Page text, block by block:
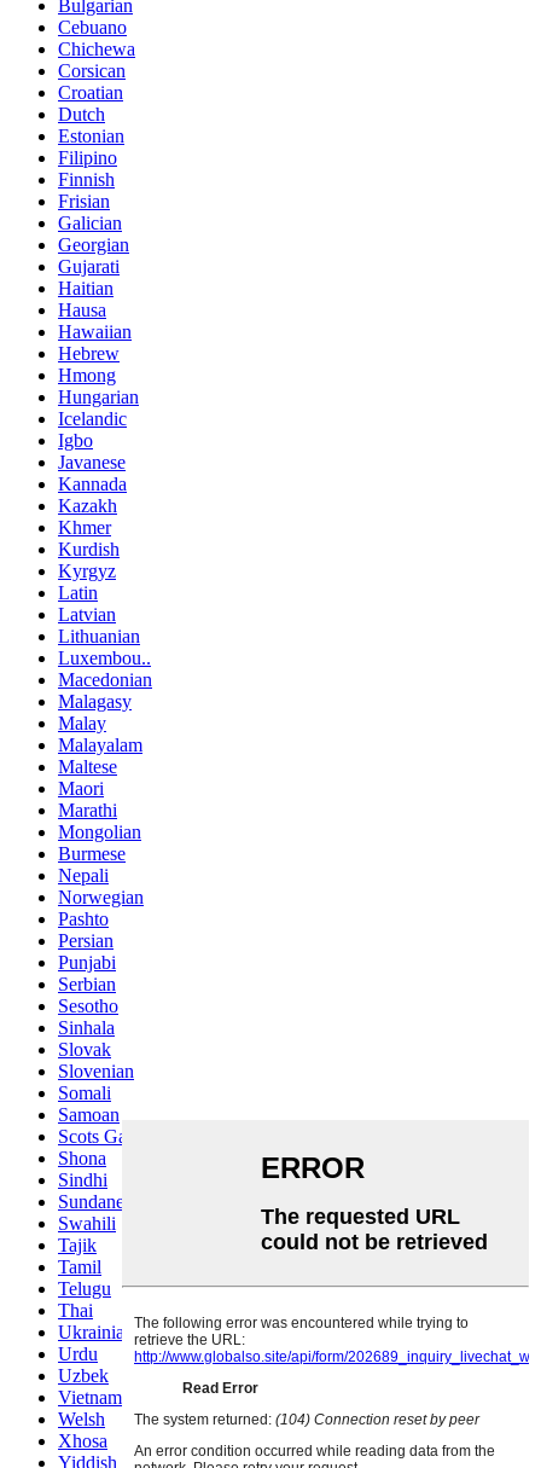
Bulgarian
Cebuano
Chichewa
Corsican
Croatian
Dutch
Estonian
Filipino
Finnish
Frisian
Galician
Georgian
Gujarati
Haitian
Hausa
Hawaiian
Hebrew
Hmong
Hungarian
Icelandic
Igbo
Javanese
Kannada
Kazakh
Khmer
Kurdish
Kyrgyz
Latin
Latvian
Lithuanian
Luxembou..
Macedonian
Malagasy
Malay
Malayalam
Maltese
Maori
Marathi
Mongolian
Burmese
Nepali
Norwegian
Pashto
Persian
Punjabi
Serbian
Sesotho
Sinhala
Slovak
Slovenian
Somali
Samoan
Scots Gaelic
Shona
Sindhi
Sundanese
Swahili
Tajik
Tamil
Telugu
Thai
Ukrainian
Urdu
Uzbek
Vietnamese
Welsh
Xhosa
Yiddish